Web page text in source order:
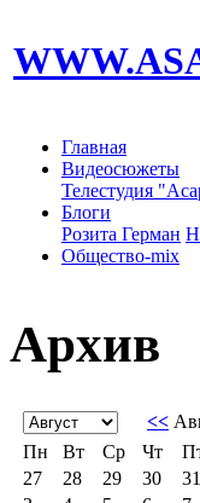
Главная
Видеосюжеты
Телестудия
Блоги
Розита Герман
Общество-mix
Архив